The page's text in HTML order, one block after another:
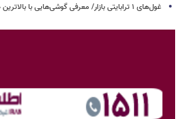
غول‌های ۱ ترابایتی بازار/ معرفی گوشی‌هایی با بالاترین ظرفیت حافظه داخلی در سال ۲۰۲۶